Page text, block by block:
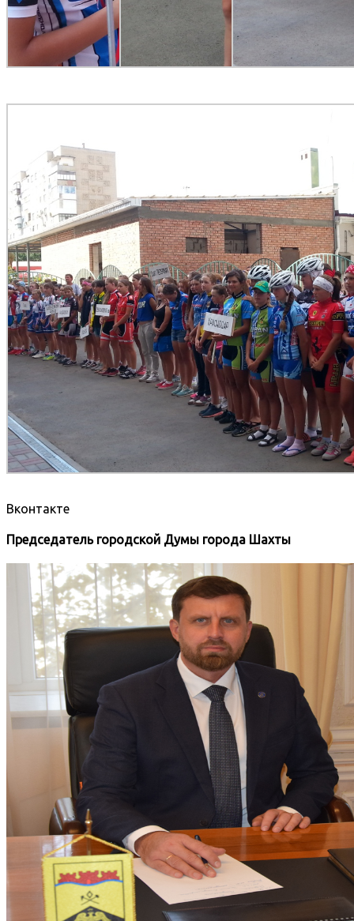
Вконтакте
Председатель городской Думы города Шахты